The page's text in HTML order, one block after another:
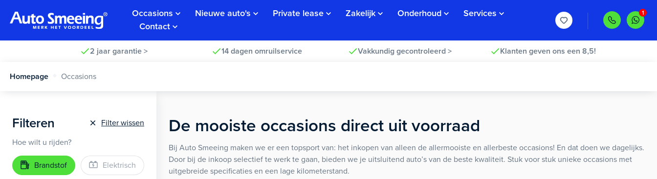
Occasions Nieuwe auto's Private lease Zakelijk Onderhoud
Services
Contact
2 jaar garantie > 14 dagen omruilservice Vakkundig gecontroleerd > Klanten geven ons een 8,5!
Homepage Occasions
Filteren
Filter wissen
Hoe wilt u rijden?
Brandstof Elektrisch
De mooiste occasions direct uit voorraad
Bij Auto Smeeing maken we er een topsport van: het inkopen van alleen de allermooiste en allerbeste occasions! En dat doen we dagelijks.
Door bij de inkoop selectief te werk te gaan, bieden we je uitsluitend auto’s van de beste kwaliteit. Stuk voor stuk unieke occasions met
uitgebreide specificaties en een lage kilometerstand.